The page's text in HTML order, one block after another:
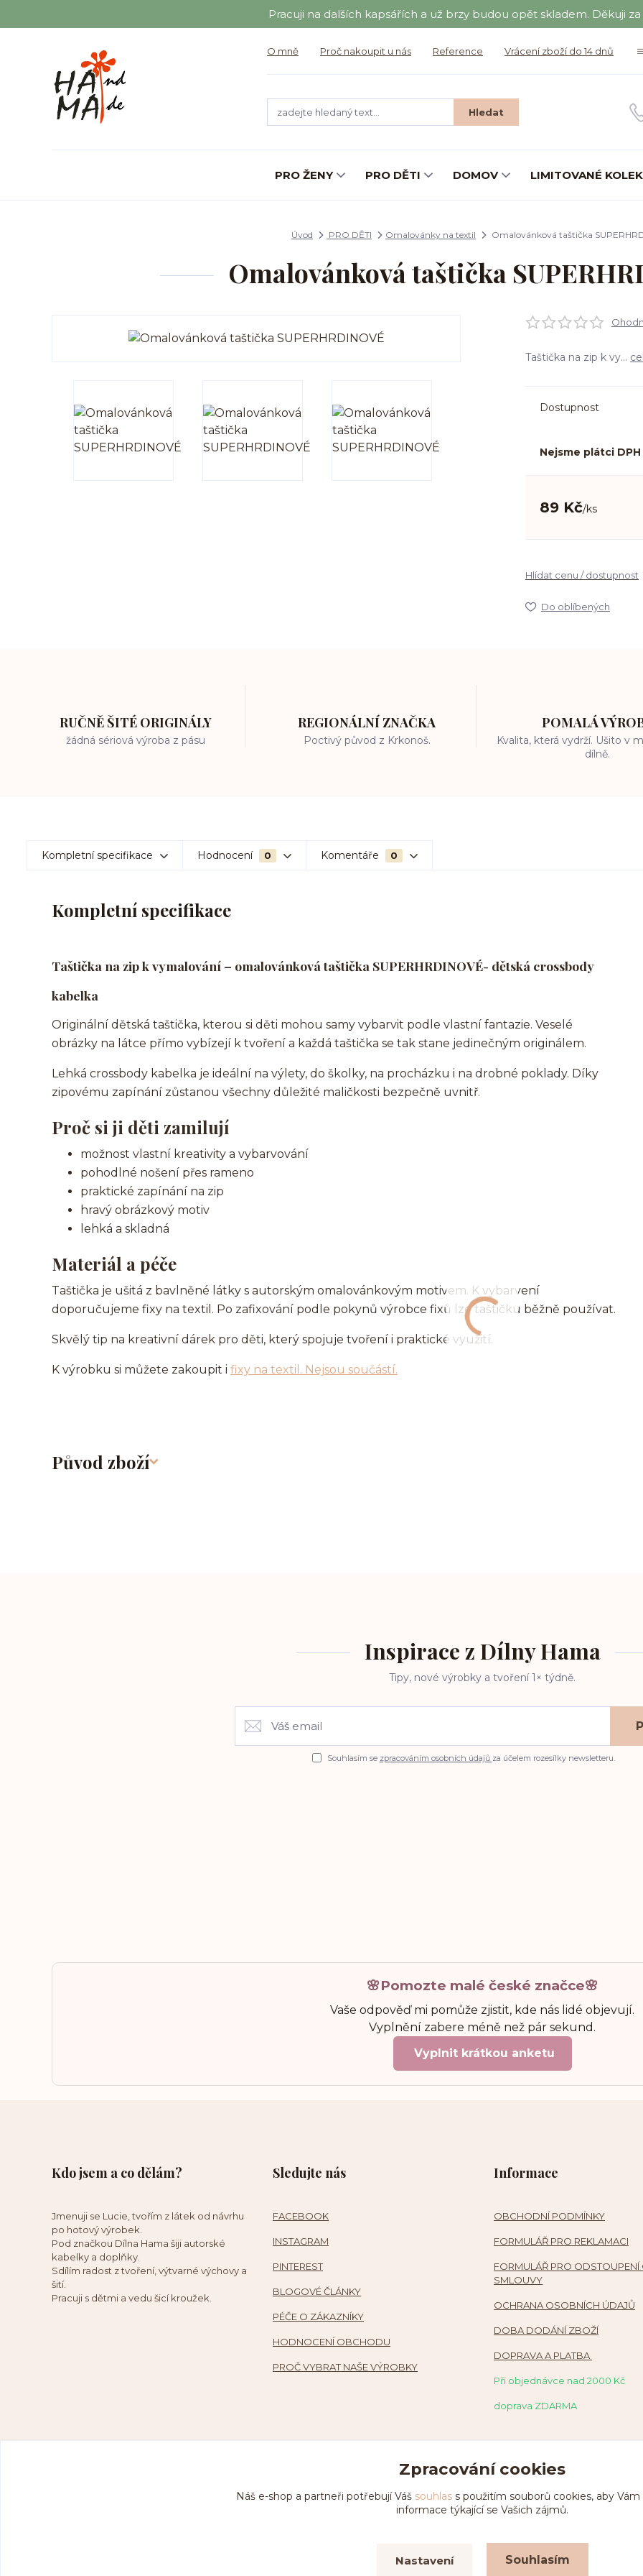
Pracuji na dalších kapsářích a už brzy budou opět skladem. Děkuji
O mně Proč nakoupit u nás Reference Vrácení zboží do 14 dnů
Hledat
PRO ŽENY PRO DĚTI DOMOV LIMITOVANÉ
Úvod PRO DĚTI Omalovánky na textil Omalovánková taštička
Omalovánková taštička
Taštička na zip k vy...
Dostupnost
Nejsme plátci DPH
89 Kč/ks
Hlídat cenu / dostupnost
Do oblíbených
RUČNĚ ŠITÉ ORIGINÁLY
žádná sériová výroba z pásu
REGIONÁLNÍ ZNAČKA
Poctivý původ z Krkonoš.
POMALÁ
Kvalita, která vydrží. Ušito v
dílně.
Kompletní specifikace Hodnocení 0 Komentáře 0
Kompletní specifikace
Taštička na zip k vymalování – omalovánková taštička SUPERHRDINOVÉ- dětská crossbody
kabelka
Originální dětská taštička, kterou si děti mohou samy vybarvit podle vlastní fantazie. Veselé
obrázky na látce přímo vybízejí k tvoření a každá taštička se tak stane jedinečným originálem.
Lehká crossbody kabelka je ideální na výlety, do školky, na procházku i na drobné poklady. Díky
zipovému zapínání zůstanou všechny důležité maličkosti bezpečně uvnitř.
Proč si ji děti zamilují
možnost vlastní kreativity a vybarvování
pohodlné nošení přes rameno
praktické zapínání na zip
hravý obrázkový motiv
lehká a skladná
Materiál a péče
Taštička je ušitá z bavlněné látky s autorským omalovánkovým motivem. K vybarvení
doporučujeme fixy na textil. Po zafixování podle pokynů výrobce fixů lze taštičku běžně používat.
Skvělý tip na kreativní dárek pro děti, který spojuje tvoření i praktické využití.
K výrobku si můžete zakoupit i fixy na textil. Nejsou součástí.
Původ zboží
Inspirace z Dílny Hama
Tipy, nové výrobky a tvoření 1× týdně.
Souhlasím se zpracováním osobních údajů za účelem rozesílky newsletteru.
🌸Pomozte malé české značce🌸
Vaše odpověď mi pomůže zjistit, kde nás lidé objevují.
Vyplnění zabere méně než pár sekund.
Vyplnit krátkou anketu
Kdo jsem a co dělám?
Jmenuji se Lucie, tvořím z látek od návrhu
po hotový výrobek.
Pod značkou Dílna Hama šiji autorské
kabelky a doplňky.
Sdílím radost z tvoření, výtvarné výchovy a
šití.
Pracuji s dětmi a vedu šicí kroužek.
Sledujte nás
FACEBOOK
INSTAGRAM
PINTEREST
BLOGOVÉ ČLÁNKY
PÉČE O ZÁKAZNÍKY
HODNOCENÍ OBCHODU
PROČ VYBRAT NAŠE VÝROBKY
Informace
OBCHODNÍ PODMÍNKY
FORMULÁŘ PRO REKLAMACI
FORMULÁŘ PRO ODSTOUPENÍ
SMLOUVY
OCHRANA OSOBNÍCH ÚDAJŮ
DOBA DODÁNÍ ZBOŽÍ
DOPRAVA A PLATBA
Při objednávce nad 2000 Kč
doprava ZDARMA
Zpracování cookies
Náš e-shop a partneři potřebují Váš souhlass použitím souborů cookies, aby
informace týkající se Vašich zájmů.
Nastavení Souhlasím